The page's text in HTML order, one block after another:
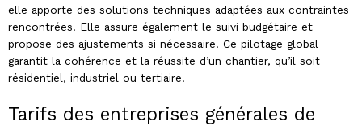
elle apporte des solutions techniques adaptées aux contraintes
rencontrées. Elle assure également le suivi budgétaire et
propose des ajustements si nécessaire. Ce pilotage global
garantit la cohérence et la réussite d’un chantier, qu’il soit
résidentiel, industriel ou tertiaire.
Tarifs des entreprises générales de